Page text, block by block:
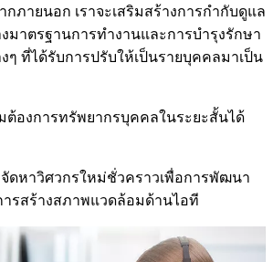
กภายนอก เราจะเสริมสร้างการกำกับดูแล
มาตรฐานการทำงานและการบำรุงรักษา
ๆ ที่ได้รับการปรับให้เป็นรายบุคคลมาเป็น
ต้องการทรัพยากรบุคคลในระยะสั้นได้
ดหาวิศวกรใหม่ชั่วคราวเพื่อการพัฒนา
รสร้างสภาพแวดล้อมด้านไอที